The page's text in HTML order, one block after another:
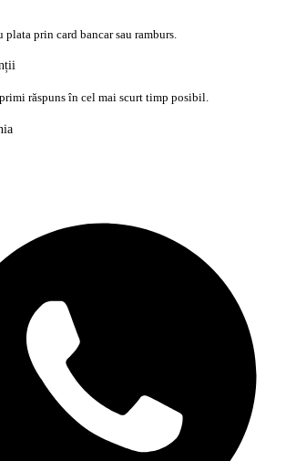
prin card bancar sau ramburs.
răspuns în cel mai scurt timp posibil.